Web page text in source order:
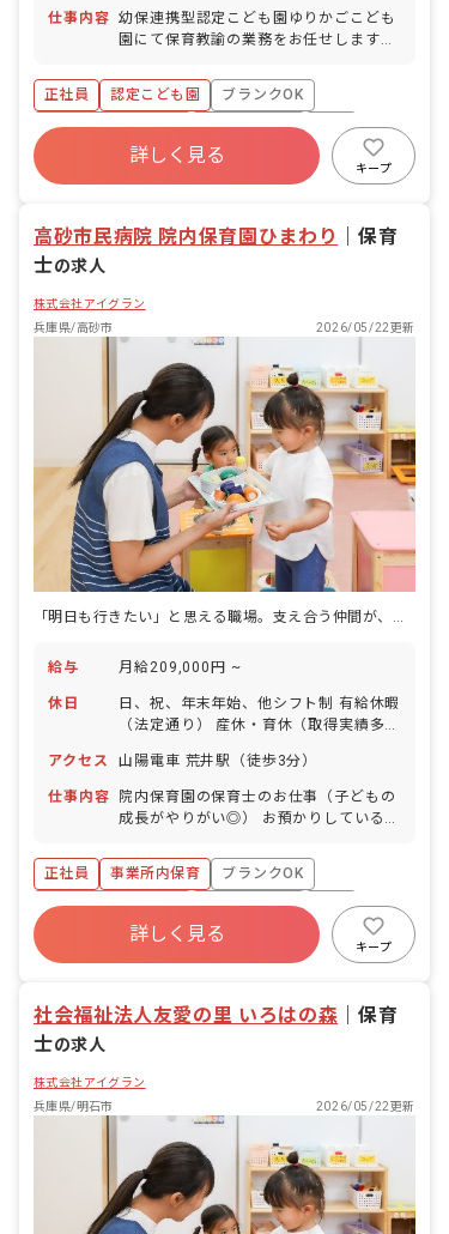
10日付与 ■慶弔休暇 ■産前産後・育児休
暇 ■介護・看護休暇
統）「夢野町3丁目」下車、徒歩3分 ・
三宮行き市バス（7系統）「石井町」下
（無料駐輪場あり）
仕事内容 幼保連携型認定こども園ゆりかごこども
園にて保育教諭の業務をお任せします。
般 ・担任業務またはフリーとして全体の
保育 ・援助が必要な子どもの保育 ※0～
2歳児クラスは複数担任／3～5歳児クラ
スはひとり担任
正社員 認定こども園
ブランクOK
ボーナス・賞与あり
社会保険完備
有給
福利厚生充実
退職金制度
残業少なめ
詳しく見る
キープ
高砂市民病院 院内保育園ひまわり
保育
士の求人
株式会社アイグラン
兵庫県/高砂市
2026/05/22更新
給与 月給209,000円 ~
休日
日、祝、年末年始、他シフト制 有給休暇
（法定通り） 産休・育休（取得実績多
日
アクセス 山陽電車 荒井駅（徒歩3分）
仕事内容
院内保育園の保育士のお仕事（子どもの
成長がやりがい◎） お預かりしている子
食事・睡眠・排泄・清潔・衣類の着脱等
・集団生活を通じた社会性の装着 ・行事
の計画・実行、お知らせの作成
正社員 事業所内保育
ブランクOK
ボーナス・賞与あり
社会保険完備
福利厚生充実
退職金制度
昇給昇進あり
詳しく見る
キープ
社会福祉法人友愛の里 いろはの森
保育
士の求人
株式会社アイグラン
兵庫県/明石市
2026/05/22更新